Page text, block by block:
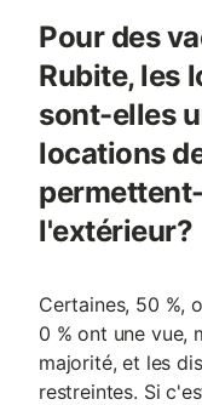
Pour des
Rubite, les
sont-elles
locations
l'extérieur?
Certaines, 50 %,
0 % ont une vue,
majorité, et les
restreintes. Si